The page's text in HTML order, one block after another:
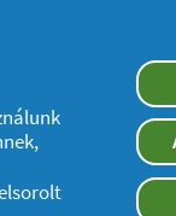
egészében
Bársonyos bőr:
napokra, de akár
alkalmas a zuhany